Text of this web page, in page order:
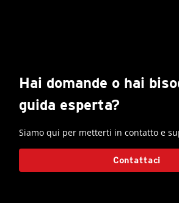
Hai domande o hai
guida esperta?
Siamo qui per metterti in contatto e
Contattaci